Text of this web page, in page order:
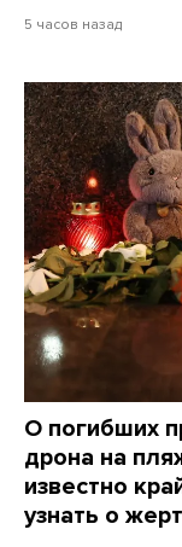
5 часов назад
О погибших
дрона на
известно
узнать о